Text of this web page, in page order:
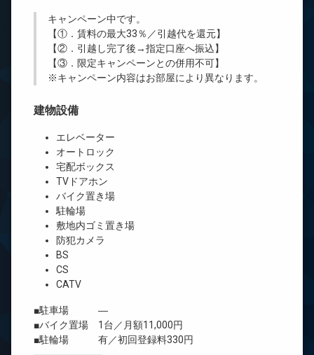
キャンペーン中です。
【①．賃料の最大33％／引越代を還元】
【②．引越し完了後→指定口座へ振込】
【③．限定キャンペーンとの併用不可】
※キャンペーン内容はお部屋により異なります。
建物設備
エレベーター
オートロック
宅配ボックス
TVドアホン
バイク置き場
駐輪場
敷地内ゴミ置き場
防犯カメラ
BS
CS
CATV
■駐車場 ―
■バイク置場 1台／月額11,000円
■駐輪場 有／初回登録料330円